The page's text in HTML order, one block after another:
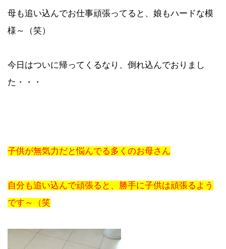
母も追い込んでお仕事頑張ってると、娘もハードな模
様～（笑）
今日はついに帰ってくるなり、倒れ込んでおりまし
た・・・
子供が無気力だと悩んでる多くのお母さん
自分も追い込んで頑張ると、勝手に子供は頑張るよう
です～（笑